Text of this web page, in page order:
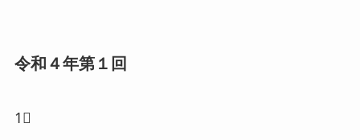
令和４年第１回
1⃣